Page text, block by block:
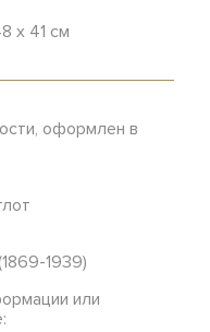
х 41 см
оформлен в
1939)
или